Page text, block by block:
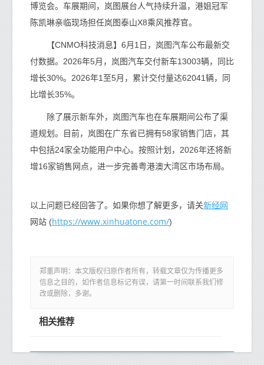
博览会。车展期间，岚图展台人气持续升温，港姐冠军
陈凯琳亲临现场担任岚图泰山X8乘风推荐官。
【CNMO科技消息】6月1日，岚图汽车公布最新交
付数据。2026年5月，岚图汽车交付新车13003辆，同比
增长30%。2026年1至5月，累计交付量达62041辆，同
比增长35%。
除了展示新车外，岚图汽车也在车展期间公布了渠
道规划。目前，岚图在广东省已拥有58家销售门店，其
中包括24家全功能用户中心。按照计划，2026年还将新
增16家销售网点，进一步完善粤港澳大湾区市场布局。
以上问题已经回答了。如果你想了解更多，请关新经网
网站 (https://www.xinhuatone.com/)
郑重声明：本文版权归原作者所有，转载文章仅为传播更多
信息之目的，如作者信息标记有误，请第一时间联系我们修
改或删除，多谢。
相关推荐